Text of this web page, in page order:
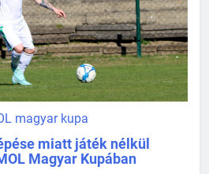
magyar kupa
miatt játék nélkül
Magyar Kupában